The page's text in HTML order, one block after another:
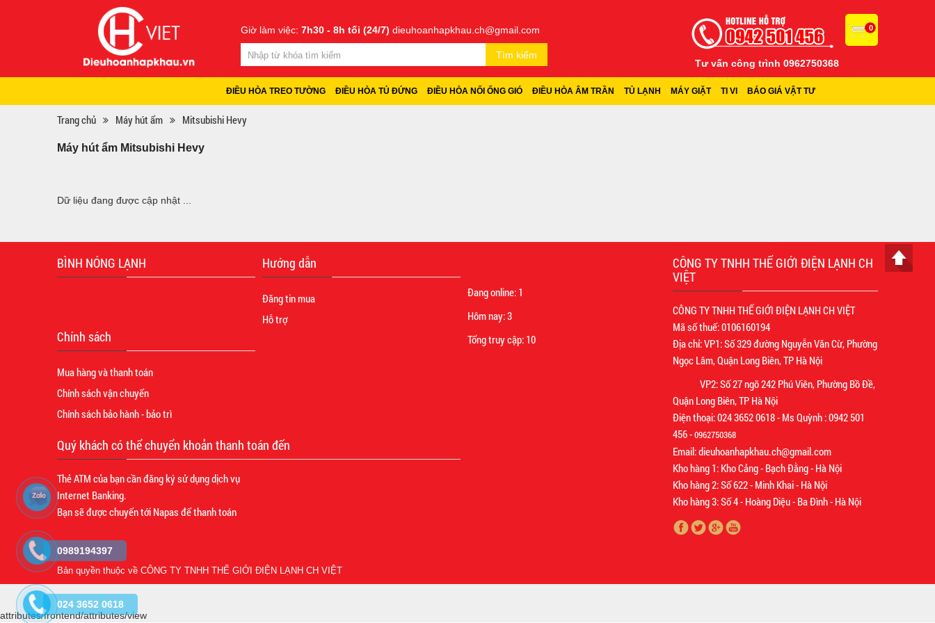
Giờ làm việc: 7h30 - 8h tối (24/7) dieuhoanhapkhau.ch@gmail.com
Tìm kiếm
0
Tư vấn công trình 0962750368
ĐIỀU HÒA TREO TƯỜNG ĐIỀU HÒA TỦ ĐỨNG ĐIỀU HÒA NỐI ỐNG GIÓ ĐIỀU HÒA ÂM TRẦN TỦ LẠNH MÁY GIẶT TI VI BÁO GIÁ VẬT TƯ
Trang chủ Máy hút ẩm Mitsubishi Hevy
Máy hút ẩm Mitsubishi Hevy
Dữ liệu đang được cập nhật ...
BÌNH NÓNG LẠNH Hướng dẫn
Đăng tin mua
Hỗ trợ
Chính sách
Mua hàng và thanh toán
Chính sách vận chuyển
Chính sách bảo hành - bảo trì
Quý khách có thể chuyển khoản thanh toán đến
Thẻ ATM của bạn cần đăng ký sử dụng dịch vụ
Internet Banking.
Bạn sẽ được chuyển tới Napas để thanh toán
Đang online: 1
Hôm nay:3
Tổng truy cập: 10
CÔNG TY TNHH THẾ GIỚI ĐIỆN LẠNH CH
VIỆT
CÔNG TY TNHH THẾ GIỚI ĐIỆN LẠNH CH VIỆT
Mã số thuế: 0106160194
Địa chỉ: VP1: Số 329 đường Nguyễn Văn Cừ, Phường
Ngọc Lâm, Quận Long Biên, TP Hà Nội
VP2: Số 27 ngõ 242 Phú Viên, Phường Bồ Đề,
Quận Long Biên, TP Hà Nội
Điện thoại: 024 3652 0618 - Ms Quỳnh : 0942 501
456 -0962750368
Email: dieuhoanhapkhau.ch@gmail.com
Kho hàng 1: Kho Cảng - Bạch Đằng - Hà Nội
Kho hàng 2: Số 622 - Minh Khai - Hà Nội
Kho hàng 3: Số 4 - Hoàng Diệu - Ba Đình - Hà Nội
Bản quyền thuộc về CÔNG TY TNHH THẾ GIỚI ĐIỆN LẠNH CH VIỆT
0989194397
024 3652 0618
attributes/frontend/attributes/view